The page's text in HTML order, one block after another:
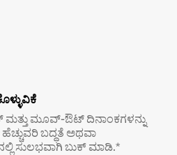
ಮೂವ್-ಔಟ್ ದಿನಾಂಕಗಳನ್ನು
ಬದ್ಧತೆ ಅಥವಾ
ಸುಲಭವಾಗಿ ಬುಕ್ ಮಾಡಿ.*